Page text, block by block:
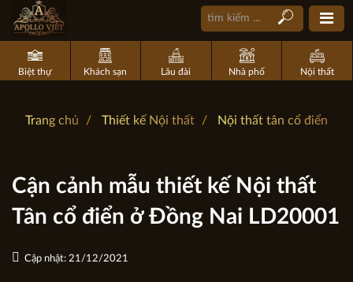
Biệt thự Khách sạn Lâu đài Nhà phố Nội thất
Trang chủ Thiết kế Nội thất Nội thất tân cổ điển
Cận cảnh mẫu thiết kế Nội thất
Tân cổ điển ở Đồng Nai LD20001
Cập nhật: 21/12/2021